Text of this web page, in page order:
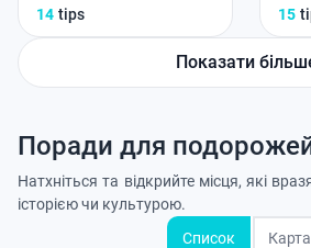
14 tips
15
Показати
Поради для
Натхніться та відкрийте місця, які
історією чи культурою.
Список
Карта